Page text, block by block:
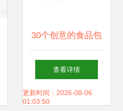
30个创意的食品包
装设计案例 创意设
计的魅力
查看详情
更新时间：2026-08-06
01:03:50